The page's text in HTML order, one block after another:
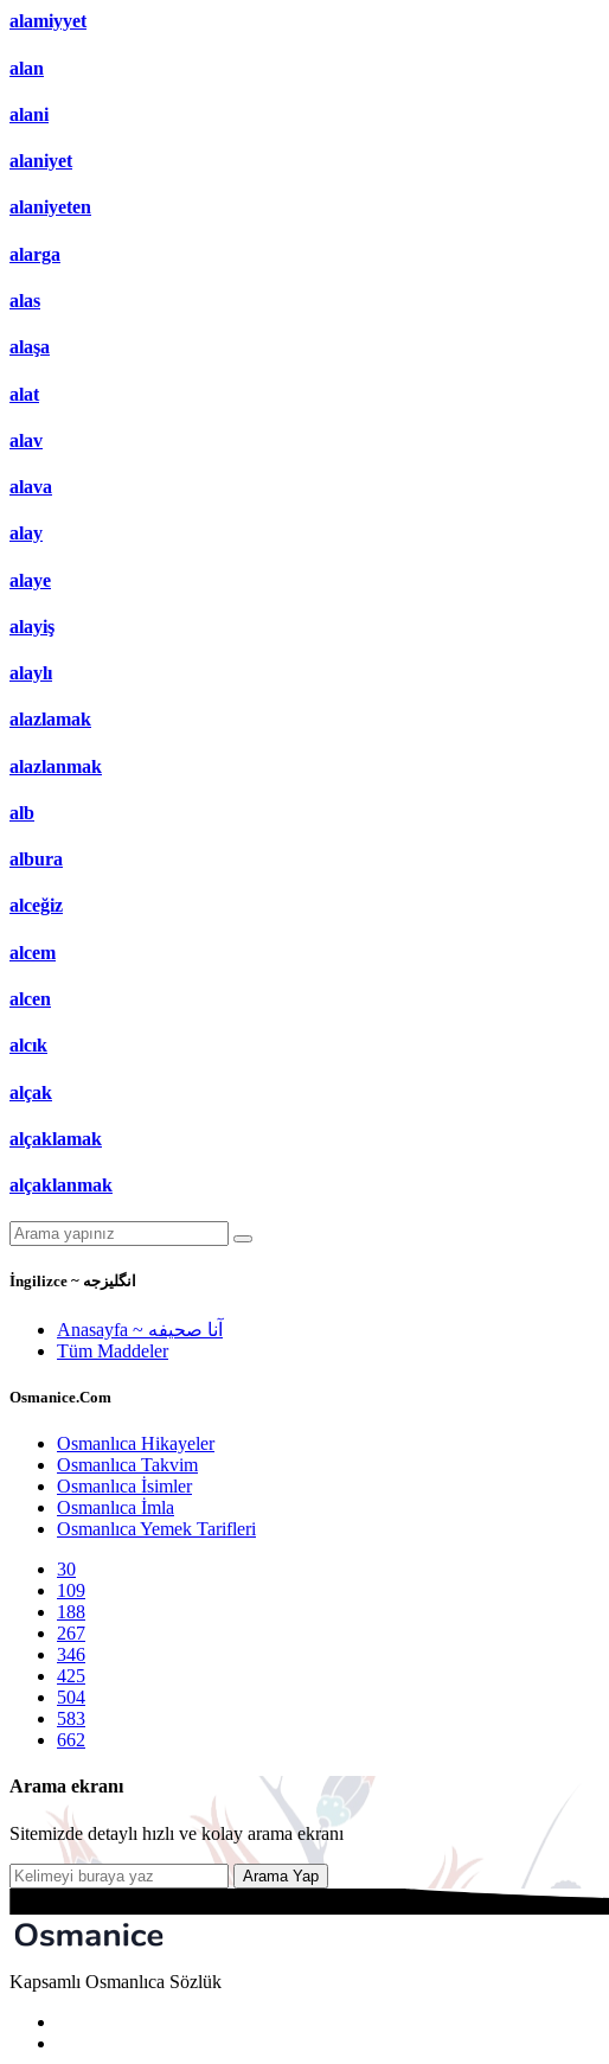
alamiyyet
alan
alani
alaniyet
alaniyeten
alarga
alas
alaşa
alat
alav
alava
alay
alaye
alayiş
alaylı
alazlamak
alazlanmak
alb
albura
alceğiz
alcem
alcen
alcık
alçak
alçaklamak
alçaklanmak
İngilizce ~ انگلیزجه
Anasayfa ~ آنا صحيفه
Tüm Maddeler
Osmanice.Com
Osmanlıca Hikayeler
Osmanlıca Takvim
Osmanlıca İsimler
Osmanlıca İmla
Osmanlıca Yemek Tarifleri
30
109
188
267
346
425
504
583
662
Arama ekranı
Sitemizde detaylı hızlı ve kolay arama ekranı
Arama Yap
Kapsamlı Osmanlıca Sözlük